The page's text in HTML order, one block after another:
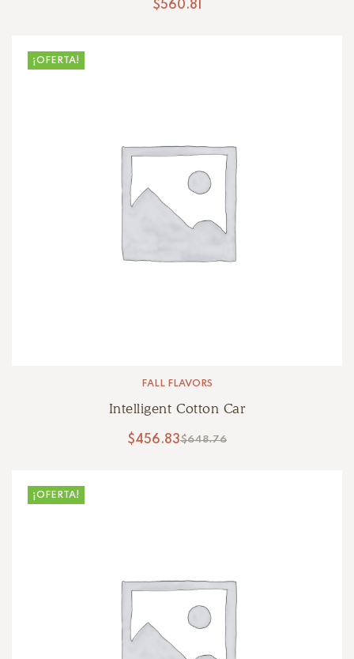
$560.81
¡OFERTA!
FALL FLAVORS
Intelligent Cotton Car
$648.76
$456.83
¡OFERTA!